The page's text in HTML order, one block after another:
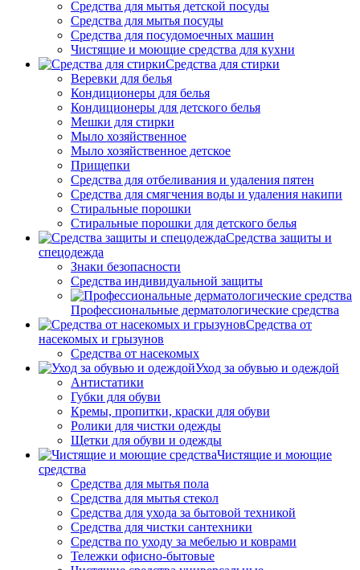
Средства для мытья детской посуды
Средства для мытья посуды
Средства для посудомоечных машин
Чистящие и моющие средства для кухни
Средства для стирки
Веревки для белья
Кондиционеры для белья
Кондиционеры для детского белья
Мешки для стирки
Мыло хозяйственное
Мыло хозяйственное детское
Прищепки
Средства для отбеливания и удаления пятен
Средства для смягчения воды и удаления накипи
Стиральные порошки
Стиральные порошки для детского белья
Средства защиты и
спецодежда
Знаки безопасности
Средства индивидуальной защиты
Профессиональные дерматологические средства
Средства от
насекомых и грызунов
Средства от насекомых
Уход за обувью и одеждой
Антистатики
Губки для обуви
Кремы, пропитки, краски для обуви
Ролики для чистки одежды
Щетки для обуви и одежды
Чистящие и моющие
средства
Средства для мытья пола
Средства для мытья стекол
Средства для ухода за бытовой техникой
Средства для чистки сантехники
Средства по уходу за мебелью и коврами
Тележки офисно-бытовые